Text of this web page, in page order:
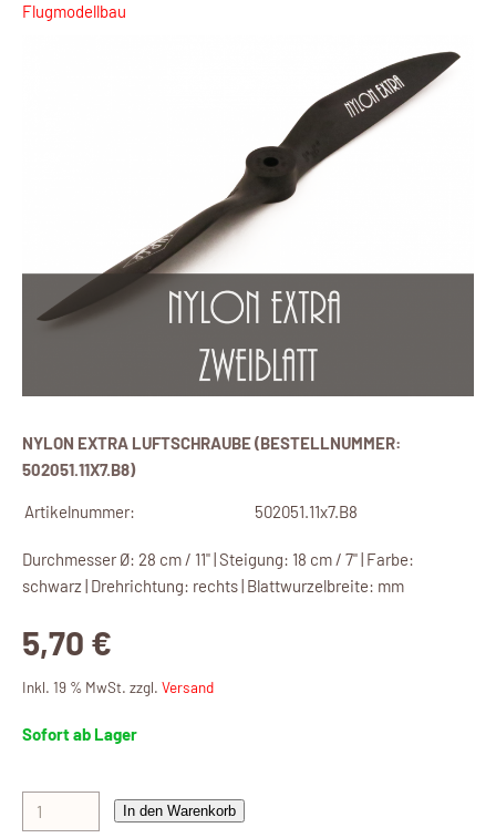
Flugmodellbau
NYLON EXTRA LUFTSCHRAUBE (BESTELLNUMMER:
502051.11X7.B8)
Artikelnummer: 502051.11x7.B8
Durchmesser Ø: 28 cm / 11" | Steigung: 18 cm / 7" | Farbe:
schwarz | Drehrichtung: rechts | Blattwurzelbreite: mm
5,70 €
Inkl. 19 % MwSt. zzgl. Versand
Sofort ab Lager
In den Warenkorb